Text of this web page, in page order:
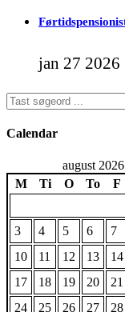
jan 27 2026
Calendar
august 2026
M
Ti O To F
3
4 5 6 7
10
11 12 13 14
17
18 19 20 21
24
25 26 27 28